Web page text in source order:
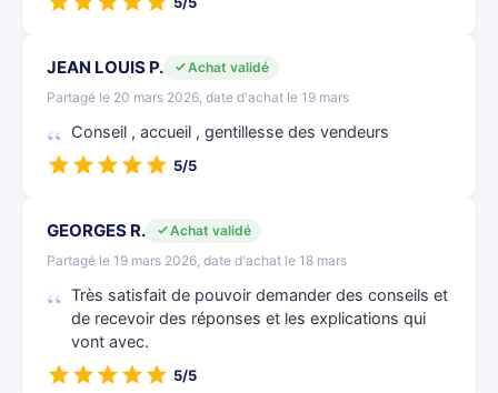
JEAN LOUIS P.
Achat validé
Partagé le 20 mars 2026, date d'achat le 19 mars
Conseil , accueil , gentillesse des vendeurs
5/5
GEORGES R.
Achat validé
Partagé le 19 mars 2026, date d'achat le 18 mars
Très satisfait de pouvoir demander des conseils et
de recevoir des réponses et les explications qui
vont avec.
5/5